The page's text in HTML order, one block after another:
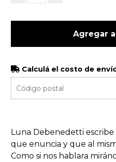
Agregar
Calculá el costo de
Luna Debenedetti escribe
que enuncia y que al
Como si nos hablara